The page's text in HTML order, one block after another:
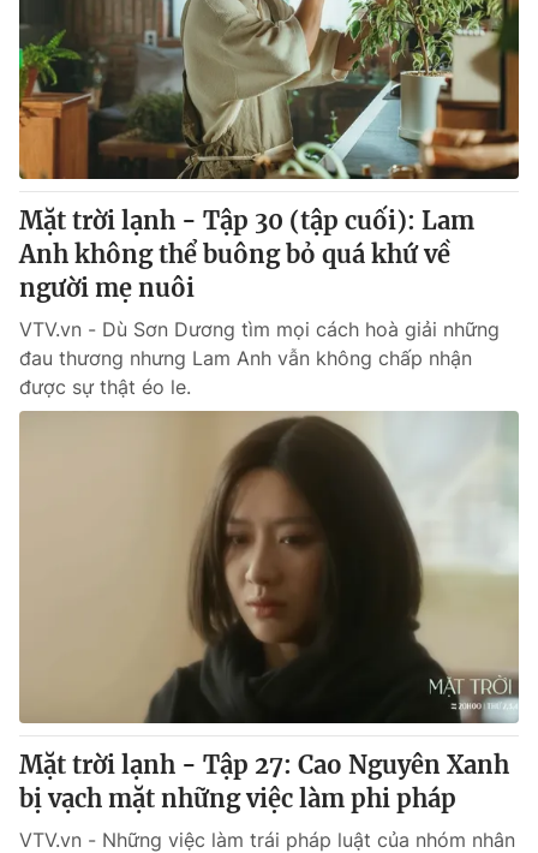
Mặt trời lạnh - Tập 30 (tập cuối): Lam
Anh không thể buông bỏ quá khứ về
người mẹ nuôi
VTV.vn - Dù Sơn Dương tìm mọi cách hoà giải những
đau thương nhưng Lam Anh vẫn không chấp nhận
được sự thật éo le.
Mặt trời lạnh - Tập 27: Cao Nguyên Xanh
bị vạch mặt những việc làm phi pháp
VTV.vn - Những việc làm trái pháp luật của nhóm nhân